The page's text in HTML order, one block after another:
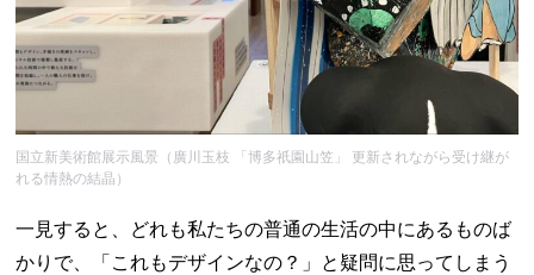
国立新美術館展示風景（廣川玉枝 「博多祇園山笠」 更新されながら受け継が
れる情熱の結晶）
一見すると、どれも私たちの普通の生活の中にあるものば
かりで、「これもデザインなの？」と疑問に思ってしまう